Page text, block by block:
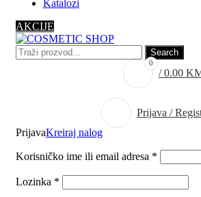
Katalozi
AKCIJE
Search
0
/ 0.00
Prijava /
PrijavaKreiraj nalog
Korisničko ime ili email adresa *
Lozinka *